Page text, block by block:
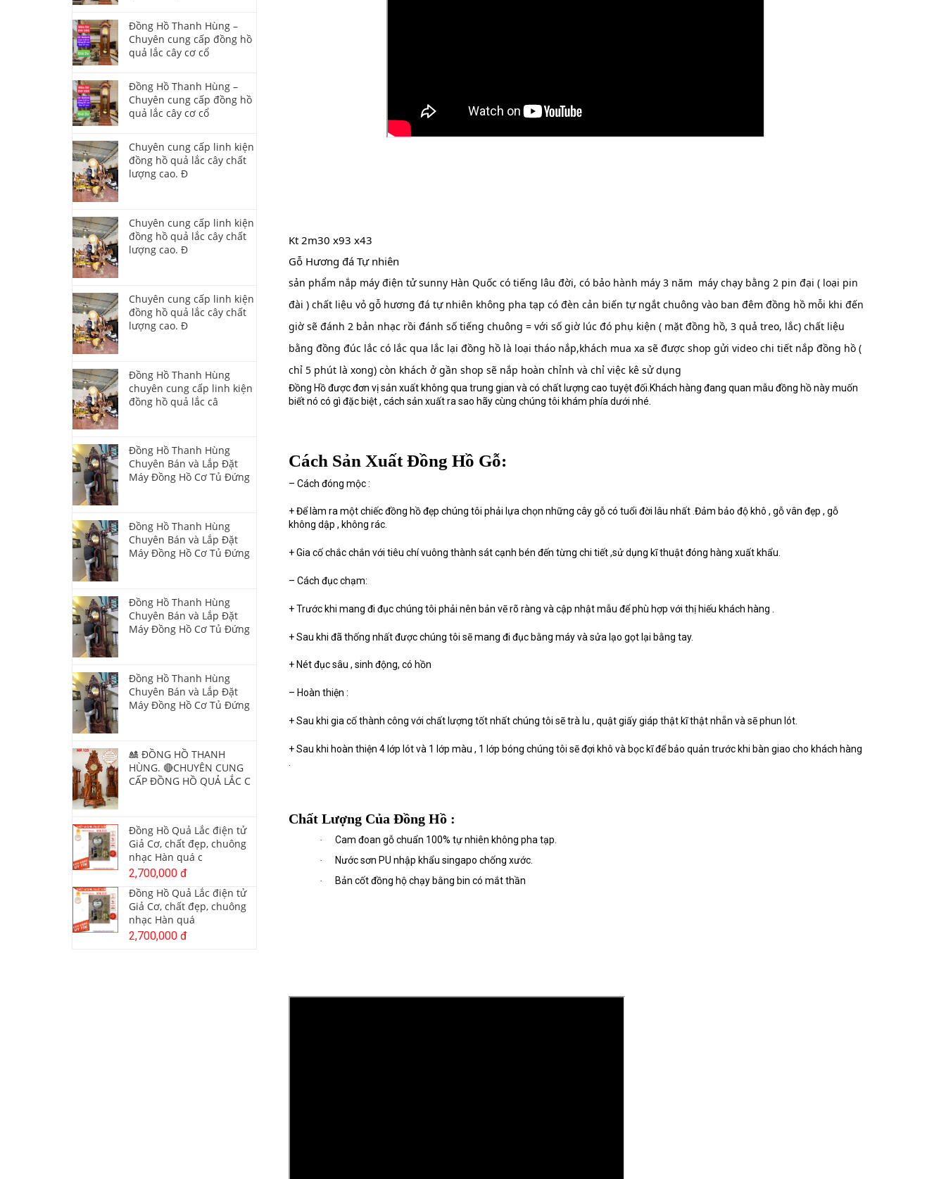
Kt 2m30 x93 x43
Gỗ Hương đá Tự nhiên
sản phẩm nắp máy điện tử sunny Hàn Quốc có tiếng lâu đời, có bảo hành máy 3 năm  máy chạy bằng 2 pin đại ( loại pin
đài ) chất liệu vỏ gỗ hương đá tự nhiên không pha tạp có đèn cản biến tự ngắt chuông vào ban đêm đồng hồ mỗi khi đến
giờ sẽ đánh 2 bản nhạc rồi đánh số tiếng chuông = với số giờ lúc đó phụ kiện ( mặt đồng hồ, 3 quả treo, lắc) chất liệu
bằng đồng đúc lắc có lắc qua lắc lại đồng hồ là loại tháo nắp,khách mua xa sẽ được shop gửi video chi tiết nắp đồng hồ (
chỉ 5 phút là xong) còn khách ở gần shop sẽ nắp hoàn chỉnh và chỉ việc kê sử dụng
Đồng Hồ được đơn vị sản xuất không qua trung gian và có chất lượng cao tuyệt đối.Khách hàng đang quan mẫu đồng hồ này muốn
biết nó có gì đặc biệt , cách sản xuất ra sao hãy cùng chúng tôi khám phía dưới nhé.
Cách Sản Xuất Đồng Hồ Gỗ:
– Cách đóng mộc :
+ Để làm ra một chiếc đồng hồ đẹp chúng tôi phải lựa chọn những cây gỗ có tuổi đời lâu nhất .Đảm bảo độ khô , gỗ vân đẹp , gỗ
không dập , không rác.
+ Gia cố chắc chắn với tiêu chí vuông thành sát cạnh bén đến từng chi tiết ,sử dụng kĩ thuật đóng hàng xuất khẩu.
– Cách đục chạm:
+ Trước khi mang đi đục chúng tôi phải nên bản vẽ rõ ràng và cập nhật mẫu để phù hợp với thị hiếu khách hàng .
+ Sau khi đã thống nhất được chúng tôi sẽ mang đi đục bằng máy và sửa lạo gọt lại bằng tay.
+ Nét đục sâu , sinh động, có hồn
– Hoàn thiện :
+ Sau khi gia cố thành công với chất lượng tốt nhất chúng tôi sẽ trà lu , quật giấy giáp thật kĩ thật nhẵn và sẽ phun lót.
+ Sau khi hoàn thiện 4 lớp lót và 1 lớp màu , 1 lớp bóng chúng tôi sẽ đợi khô và bọc kĩ để bảo quản trước khi bàn giao cho khách hàng
Chất Lượng Của Đồng Hồ :
· Cam đoan gỗ chuẩn 100% tự nhiên không pha tạp.
· Nước sơn PU nhập khẩu singapo chống xước.
· Bản cốt đồng hộ chạy bằng bin có mắt thần
Đồng Hồ Thanh Hùng –
Chuyên cung cấp đồng hồ
quả lắc cây cơ cổ
Đồng Hồ Thanh Hùng –
Chuyên cung cấp đồng hồ
quả lắc cây cơ cổ
Chuyên cung cấp linh kiện
đồng hồ quả lắc cây chất
lượng cao. Đ
Chuyên cung cấp linh kiện
đồng hồ quả lắc cây chất
lượng cao. Đ
Chuyên cung cấp linh kiện
đồng hồ quả lắc cây chất
lượng cao. Đ
Đồng Hồ Thanh Hùng
chuyên cung cấp linh kiện
đồng hồ quả lắc câ
Đồng Hồ Thanh Hùng
Chuyên Bán và Lắp Đặt
Máy Đồng Hồ Cơ Tủ Đứng
Đồng Hồ Thanh Hùng
Chuyên Bán và Lắp Đặt
Máy Đồng Hồ Cơ Tủ Đứng
Đồng Hồ Thanh Hùng
Chuyên Bán và Lắp Đặt
Máy Đồng Hồ Cơ Tủ Đứng
Đồng Hồ Thanh Hùng
Chuyên Bán và Lắp Đặt
Máy Đồng Hồ Cơ Tủ Đứng
🎎 ĐỒNG HỒ THANH
HÙNG. 🔴CHUYÊN CUNG
CẤP ĐỒNG HỒ QUẢ LẮC C
Đồng Hồ Quả Lắc điện tử
Giả Cơ, chất đẹp, chuông
nhạc Hàn quá c
2,700,000 đ
Đồng Hồ Quả Lắc điện tử
Giả Cơ, chất đẹp, chuông
nhạc Hàn quá
2,700,000 đ